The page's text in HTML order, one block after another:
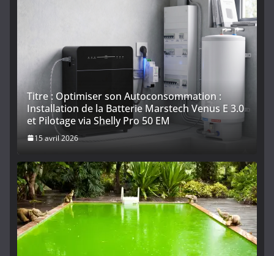
Titre : Optimiser son Autoconsommation :
Installation de la Batterie Marstech Venus E 3.0
et Pilotage via Shelly Pro 50 EM
15 avril 2026